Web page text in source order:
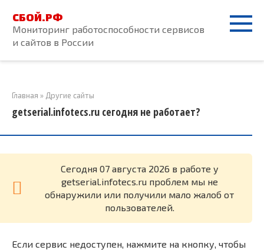
контенту
СБОЙ.РФ
Мониторинг работоспособности сервисов
и сайтов в России
Главная » Другие сайты
getserial.infotecs.ru сегодня не работает?
Cегодня 07 августа 2026 в работе у
getserial.infotecs.ru проблем мы не
обнаружили или получили мало жалоб от
пользователей.
Если сервис недоступен, нажмите на кнопку, чтобы